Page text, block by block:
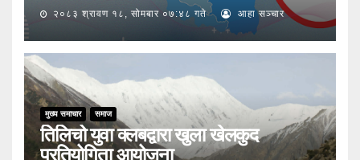
२०८३ श्रावण १८, सोमबार ०७:४८ गते आहा सञ्चार
मुख्य समाचार समाज
तिलिचो युवा क्लबद्वारा खुला खेलकुद
प्रतियोगिता आयोजना